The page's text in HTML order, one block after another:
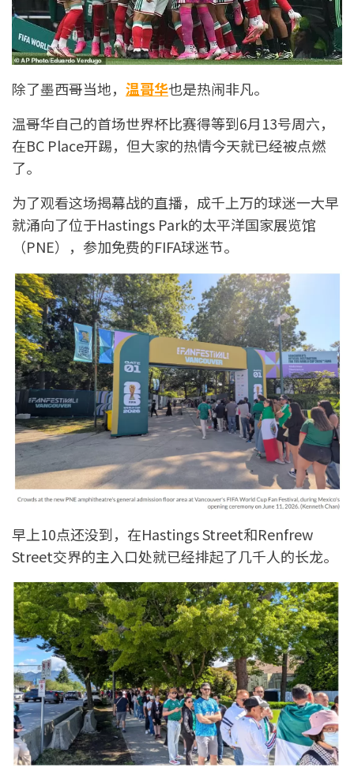
除了墨西哥当地， 温哥华也是热闹非凡。
温哥华自己的首场世界杯比赛得等到6月13号周六，
在BC Place开踢，但大家的热情今天就已经被点燃
了。
为了观看这场揭幕战的直播，成千上万的球迷一大早
就涌向了位于Hastings Park的太平洋国家展览馆
（PNE），参加免费的FIFA球迷节。
早上10点还没到，在Hastings Street和Renfrew
Street交界的主入口处就已经排起了几千人的长龙。